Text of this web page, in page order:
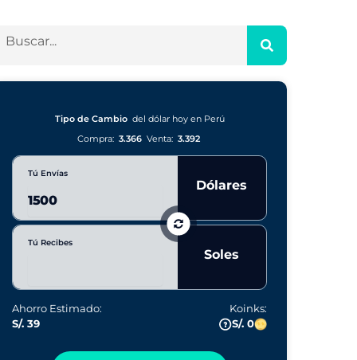
Tipo de Cambio del dólar hoy en Perú
Compra: 3.366 Venta: 3.392
Tú Envías
Dólares
Tú Recibes
Soles
Ahorro Estimado:
S/. 39
Koinks:
S/. 0